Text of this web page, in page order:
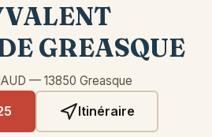
GREASQUE
— 13850 Greasque
Itinéraire